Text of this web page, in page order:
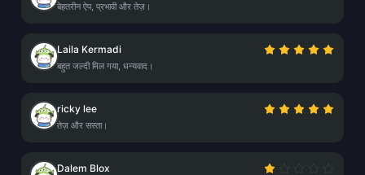
बेहतरीन ऐप, प्रभावी और तेज़।
Laila Kermadi
बहुत जल्दी मिल गया, धन्यवाद।
ricky lee
तेज़ और सस्ता।
Dalem Blox